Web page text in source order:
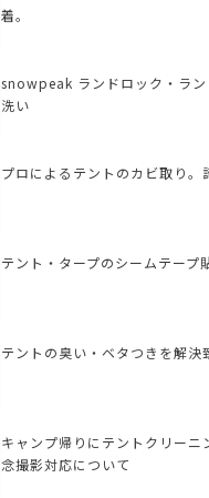
着。
snowpeak ランドロック・ラ
洗い
プロによるテントのカビ取り。
テント・タープのシームテープ
テントの臭い・ベタつきを解決
キャンプ帰りにテントクリーニ
念撮影対応について